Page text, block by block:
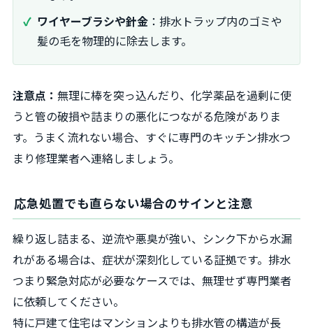
ワイヤーブラシや針金 ：排水トラップ内のゴミや
髪の毛を物理的に除去します。
注意点： 無理に棒を突っ込んだり、化学薬品を過剰に使
うと管の破損や詰まりの悪化につながる危険がありま
す。うまく流れない場合、すぐに専門のキッチン排水つ
まり修理業者へ連絡しましょう。
応急処置でも直らない場合のサインと注意
繰り返し詰まる、逆流や悪臭が強い、シンク下から水漏
れがある場合は、症状が深刻化している証拠です。排水
つまり緊急対応が必要なケースでは、無理せず専門業者
に依頼してください。
特に戸建て住宅はマンションよりも排水管の構造が長